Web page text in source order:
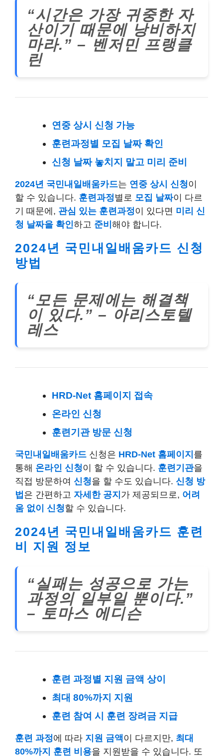
“시간은 가장 귀중한 자
산이기 때문에 낭비하지
마라.” – 벤저민 프랭클
린
연중 상시 신청 가능
훈련과정별 모집 날짜 확인
신청 날짜 놓치지 말고 미리 준비
2024년 국민내일배움카드는 연중 상시 신청이
할 수 있습니다. 훈련과정 별로 모집 날짜이 다르
기 때문에, 관심 있는 훈련과정이 있다면 미리 신
청 날짜을 확인하고 준비 해야 합니다.
2024년 국민내일배움카드 신청
방법
“모든 문제에는 해결책
이 있다.” – 아리스토텔
레스
HRD-Net 홈페이지 접속
온라인 신청
훈련기관 방문 신청
국민내일배움카드 신청은 HRD-Net 홈페이지 를
통해 온라인 신청이 할 수 있습니다. 훈련기관을
직접 방문하여 신청을 할 수도 있습니다. 신청 방
법 은 간편하고 자세한 공지 가 제공되므로, 어려
움 없이 신청할 수 있습니다.
2024년 국민내일배움카드 훈련
비 지원 정보
“실패는 성공으로 가는
과정의 일부일 뿐이다.”
– 토마스 에디슨
훈련 과정별 지원 금액 상이
최대 80%까지 지원
훈련 참여 시 훈련 장려금 지급
훈련 과정에 따라 지원 금액이 다르지만, 최대
80%까지 훈련 비용을 지원받을 수 있습니다. 또